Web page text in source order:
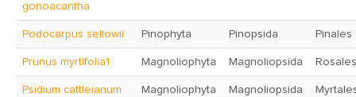
gonoacantha
Podocarpus sellowii Pinophyta Pinopsida Pinales
Prunus myrtifolia1 Magnoliophyta Magnoliopsida Rosales
Psidium cattleianum Magnoliophyta Magnoliopsida